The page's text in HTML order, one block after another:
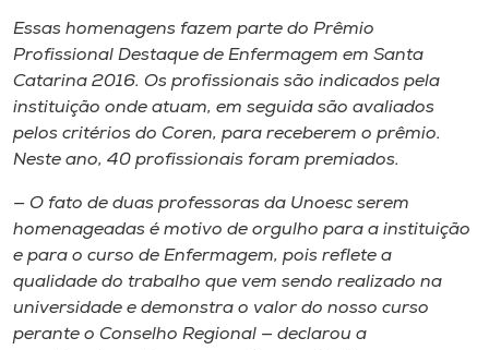
Essas homenagens fazem parte do Prêmio
Profissional Destaque de Enfermagem em Santa
Catarina 2016. Os profissionais são indicados pela
instituição onde atuam, em seguida são avaliados
pelos critérios do Coren, para receberem o prêmio.
Neste ano, 40 profissionais foram premiados.
— O fato de duas professoras da Unoesc serem
homenageadas é motivo de orgulho para a instituição
e para o curso de Enfermagem, pois reflete a
qualidade do trabalho que vem sendo realizado na
universidade e demonstra o valor do nosso curso
perante o Conselho Regional — declarou a